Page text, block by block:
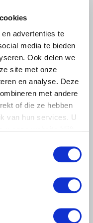
advertenties te
media te bieden
Ook delen we
site met onze
en analyse. Deze
met andere
of die ze hebben
van hun services. U